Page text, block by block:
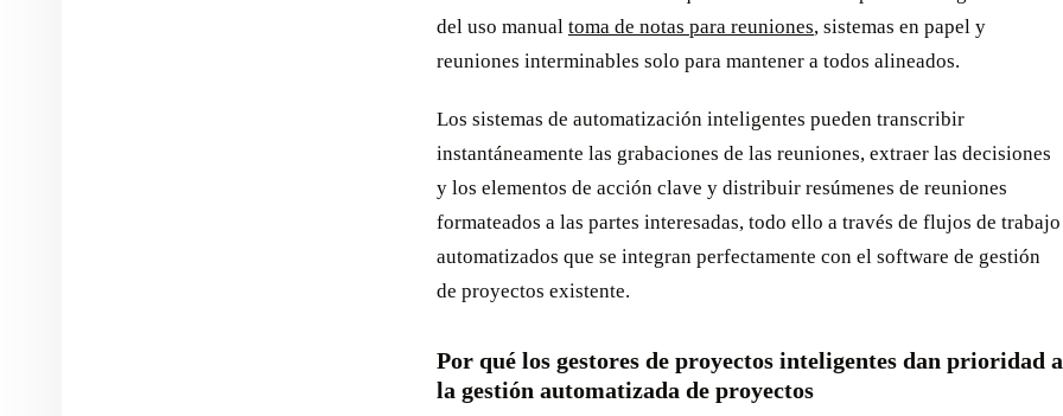
del uso manual toma de notas para reuniones, sistemas en papel y
reuniones interminables solo para mantener a todos alineados.
Los sistemas de automatización inteligentes pueden transcribir
instantáneamente las grabaciones de las reuniones, extraer las decisiones
y los elementos de acción clave y distribuir resúmenes de reuniones
formateados a las partes interesadas, todo ello a través de flujos de trabajo
automatizados que se integran perfectamente con el software de gestión
de proyectos existente.
Por qué los gestores de proyectos inteligentes dan prioridad a
la gestión automatizada de proyectos